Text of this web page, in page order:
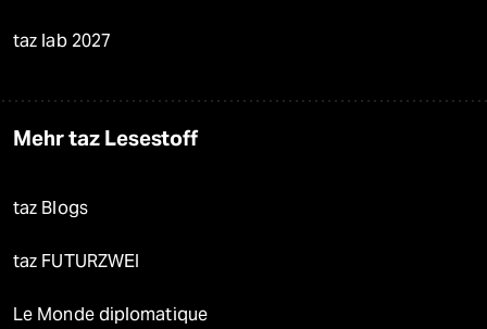
taz lab 2027
Mehr taz Lesestoff
taz Blogs
taz FUTURZWEI
Le Monde diplomatique